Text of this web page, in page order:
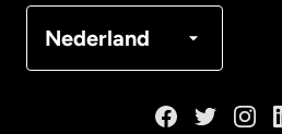
Nederland